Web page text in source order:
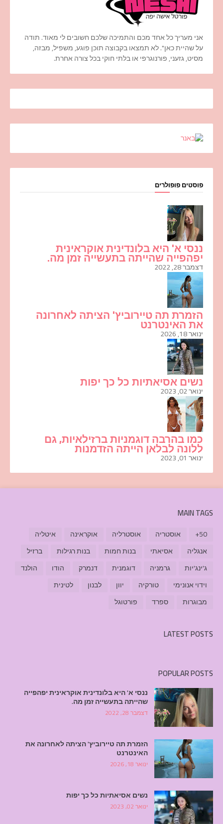
אני מעריך כל אחד מכם והתמיכה שלכם חשובים לי מאוד. תודה
על שהיית כאן". לא תמצאו בקבוצה תוכן פוגע, משפיל, מבזה,
מסיט, גזעני, פורנוגרפי או בלתי חוקי בכל צורה אחרת.
פוסטים פופולרים
ננסי א' היא בלונדינית אוקראינית
יפהפייה שהייתה בתעשייה זמן מה.
דצמבר 28, 2022
הזמרת תה טיירוביץ' הציתה לאחרונה
את האינטרנט
ינואר 18, 2026
נשים אסיאתיות כל כך יפות
ינואר 02, 2023
כמו בהרבה דוגמניות ברזילאיות, גם
ללונה לבלאן הייתה הזדמנות
ינואר 01, 2023
MAIN TAGS
50+ אוסטריה אוסטרליה אוקראינה
איטליה
אנגליה
אסיאתי בנות חמות בנות רגילות
ברזיל
ג'ינג'יות
גרמניה דוגמנית דנמרק הודו
הולנד
וידוי אנונימי
טורקיה יוון לבנון
לטינית
מבוגרות
ספרד פורטוגל
LATEST POSTS
POPULAR POSTS
ננסי א' היא בלונדינית אוקראינית יפהפייה
שהייתה בתעשייה זמן מה.
דצמבר 28, 2022
הזמרת תה טיירוביץ' הציתה לאחרונה את
האינטרנט
ינואר 18, 2026
נשים אסיאתיות כל כך יפות
ינואר 02, 2023